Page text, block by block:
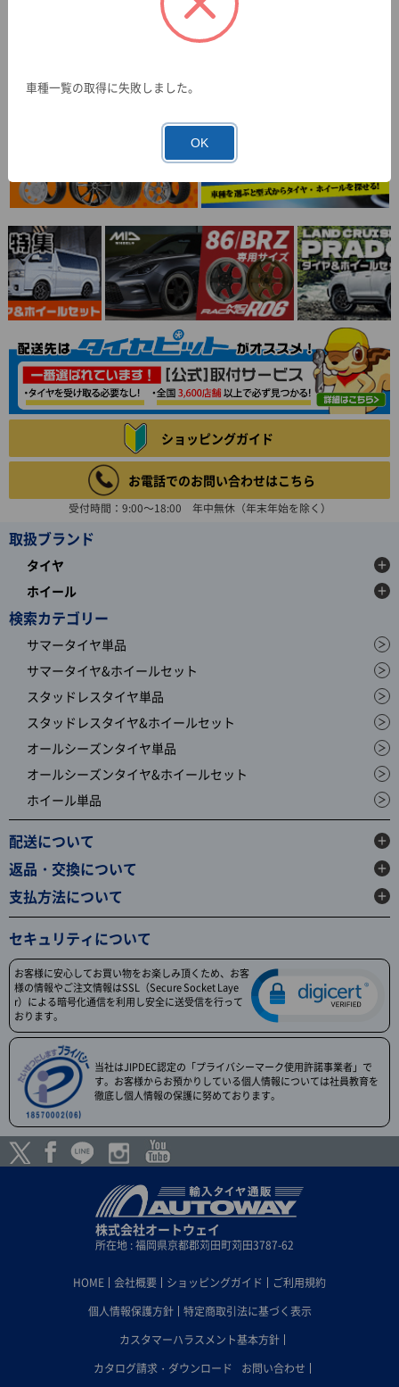
ショッピングガイド
お電話でのお問い合わせはこちら
受付時間：9:00～18:00 年中無休（年末年始を除く）
取扱ブランド
タイヤ
ホイール
検索カテゴリー
サマータイヤ単品
サマータイヤ&ホイールセット
スタッドレスタイヤ単品
スタッドレスタイヤ&ホイールセット
オールシーズンタイヤ単品
オールシーズンタイヤ&ホイールセット
ホイール単品
配送について
返品・交換について
支払方法について
セキュリティについて
お客様に安心してお買い物をお楽しみ頂くため、お客
様の情報やご注文情報はSSL（Secure Socket Laye
r）による暗号化通信を利用し安全に送受信を行って
おります。
当社はJIPDEC認定の「プライバシーマーク使用許諾事業者」で
す。お客様からお預かりしている個人情報については社員教育を
徹底し個人情報の保護に努めております。
株式会社オートウェイ
所在地 : 福岡県京都郡苅田町苅田3787-62
HOME 会社概要 ショッピングガイド
ご利用規約
個人情報保護方針
特定商取引法に基づく表示
カスタマーハラスメント基本方針
カタログ請求・ダウンロード
お問い合わせ
車種一覧の取得に失敗しました。
OK